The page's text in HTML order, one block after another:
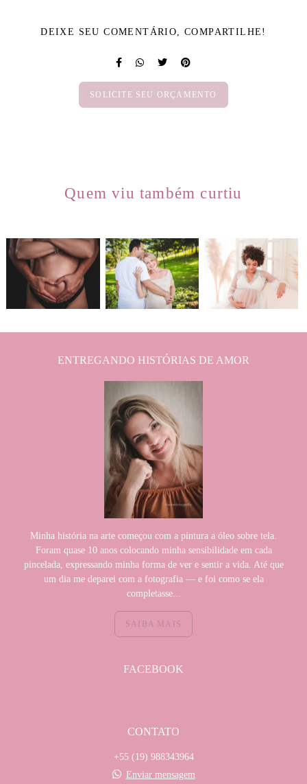
DEIXE SEU COMENTÁRIO, COMPARTILHE!
SOLICITE SEU ORÇAMENTO
Quem viu também curtiu
4542 1 3244 0 572 0
ENTREGANDO HISTÓRIAS DE AMOR
Minha história na arte começou com a pintura a óleo sobre tela.
Foram quase 10 anos colocando minha sensibilidade em cada
pincelada, expressando minha forma de ver e sentir a vida. Até que
um dia me deparei com a fotografia — e foi como se ela
completasse...
SAIBA MAIS
FACEBOOK
CONTATO
+55 (19) 988343964
Enviar mensagem